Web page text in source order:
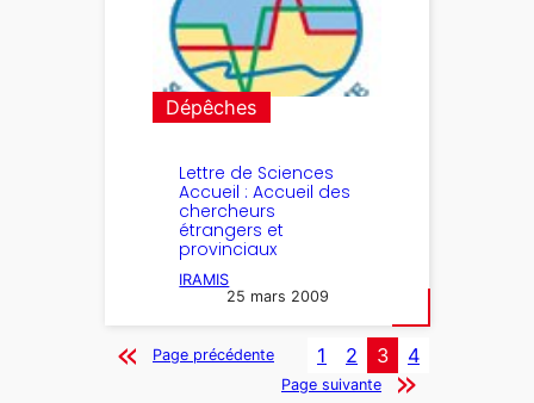
Dépêches
Lettre de Sciences
Accueil : Accueil des
chercheurs
étrangers et
provinciaux
IRAMIS
25 mars 2009
Page précédente 1 2 3 4
Page suivante